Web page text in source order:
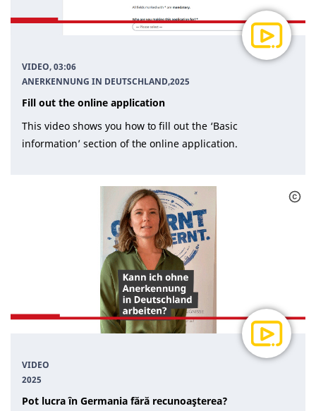
VIDEO, 03:06
ANERKENNUNG IN DEUTSCHLAND,2025
Fill out the online application
This video shows you how to fill out the ‘Basic
information’ section of the online application.
VIDEO
2025
Pot lucra în Germania fără recunoaşterea?